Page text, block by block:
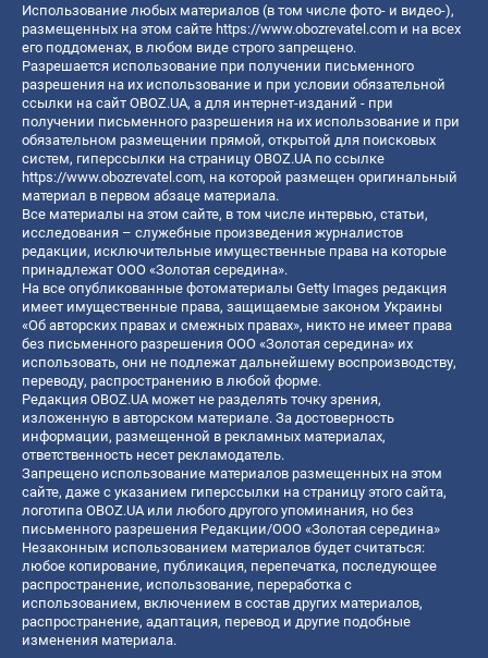
Использование любых материалов (в том числе фото- и видео-),
размещенных на этом сайте https://www.obozrevatel.com и на всех
его поддоменах, в любом виде строго запрещено.
Разрешается использование при получении письменного
разрешения на их использование и при условии обязательной
ссылки на сайт OBOZ.UA, а для интернет-изданий - при
получении письменного разрешения на их использование и при
обязательном размещении прямой, открытой для поисковых
систем, гиперссылки на страницу OBOZ.UA по ссылке
https://www.obozrevatel.com, на которой размещен оригинальный
материал в первом абзаце материала.
Все материалы на этом сайте, в том числе интервью, статьи,
исследования – служебные произведения журналистов
редакции, исключительные имущественные права на которые
принадлежат ООО «Золотая середина».
На все опубликованные фотоматериалы Getty Images редакция
имеет имущественные права, защищаемые законом Украины
«Об авторских правах и смежных правах», никто не имеет права
без письменного разрешения ООО «Золотая середина» их
использовать, они не подлежат дальнейшему воспроизводству,
переводу, распространению в любой форме.
Редакция OBOZ.UA может не разделять точку зрения,
изложенную в авторском материале. За достоверность
информации, размещенной в рекламных материалах,
ответственность несет рекламодатель.
Запрещено использование материалов размещенных на этом
сайте, даже с указанием гиперссылки на страницу этого сайта,
логотипа OBOZ.UA или любого другого упоминания, но без
письменного разрешения Редакции/ООО «Золотая середина»
Незаконным использованием материалов будет считаться:
любое копирование, публикация, перепечатка, последующее
распространение, использование, переработка с
использованием, включением в состав других материалов,
распространение, адаптация, перевод и другие подобные
изменения материала.